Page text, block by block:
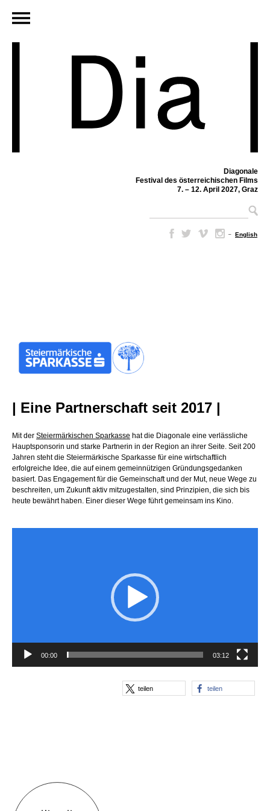
Diagonale
Festival des österreichischen Films
7. – 12. April 2027, Graz
– English
| Eine Partnerschaft seit 2017 |
Mit der Steiermärkischen Sparkasse hat die Diagonale eine verlässliche
Hauptsponsorin und starke Partnerin in der Region an ihrer Seite. Seit 200
Jahren steht die Steiermärkische Sparkasse für eine wirtschaftlich
erfolgreiche Idee, die auf einem gemeinnützigen Gründungsgedanken
basiert. Das Engagement für die Gemeinschaft und der Mut, neue Wege zu
beschreiten, um Zukunft aktiv mitzugestalten, sind Prinzipien, die sich bis
heute bewährt haben. Einer dieser Wege führt gemeinsam ins Kino.
00:00 03:12
teilen teilen